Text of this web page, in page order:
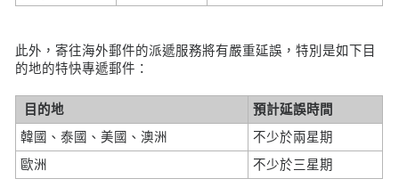
此外，寄往海外郵件的派遞服務將有嚴重延誤，特別是如下目
的地的特快專遞郵件：
目的地
預計延誤時間
韓國、泰國、美國、澳洲
不少於兩星期
歐洲
不少於三星期